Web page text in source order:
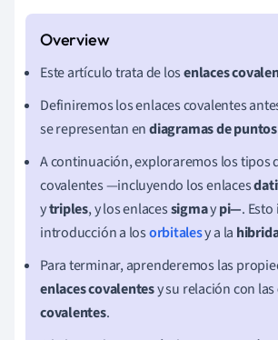
Este artículo trata de losenlaces
Definiremos los enlaces covalentes
se representan endiagramas de
A continuación, exploraremos los tipos
covalentes —incluyendo los enlaces
ytriples, y los enlacessigmaypi—.
introducción a losorbitalesy a la
Para terminar, aprenderemos las
enlaces covalentesy su relación con las
covalentes.